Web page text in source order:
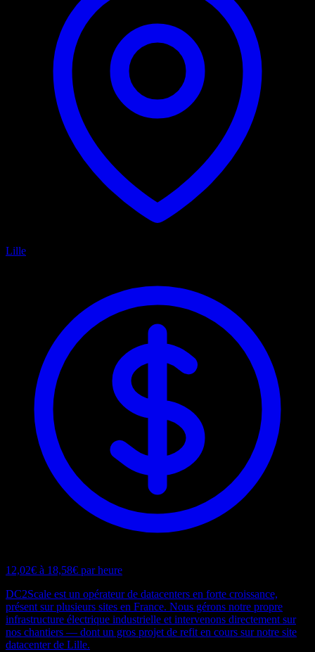
Lille
12,02€ à 18,58€ par heure
DC2Scale est un opérateur de datacenters en forte croissance,
présent sur plusieurs sites en France. Nous gérons notre propre
infrastructure électrique industrielle et intervenons directement sur
nos chantiers — dont un gros projet de refit en cours sur notre site
datacenter de Lille.